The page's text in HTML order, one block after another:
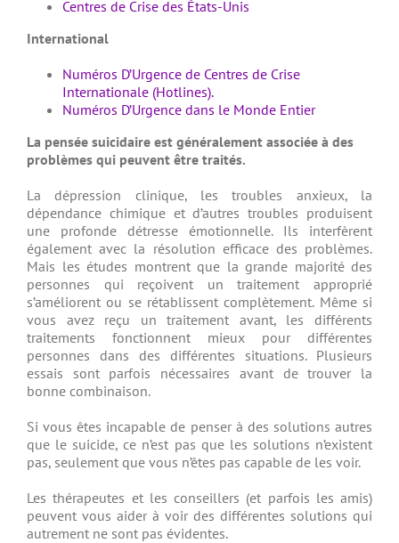
Centres de Crise des États-Unis
International
Numéros D’Urgence de Centres de Crise
Internationale (Hotlines).
Numéros D’Urgence dans le Monde Entier
La pensée suicidaire est généralement associée à des
problèmes qui peuvent être traités.
La dépression clinique, les troubles anxieux, la
dépendance chimique et d’autres troubles produisent
une profonde détresse émotionnelle. Ils interfèrent
également avec la résolution efficace des problèmes.
Mais les études montrent que la grande majorité des
personnes qui reçoivent un traitement approprié
s’améliorent ou se rétablissent complètement. Même si
vous avez reçu un traitement avant, les différents
traitements fonctionnent mieux pour différentes
personnes dans des différentes situations. Plusieurs
essais sont parfois nécessaires avant de trouver la
bonne combinaison.
Si vous êtes incapable de penser à des solutions autres
que le suicide, ce n’est pas que les solutions n’existent
pas, seulement que vous n’êtes pas capable de les voir.
Les thérapeutes et les conseillers (et parfois les amis)
peuvent vous aider à voir des différentes solutions qui
autrement ne sont pas évidentes.